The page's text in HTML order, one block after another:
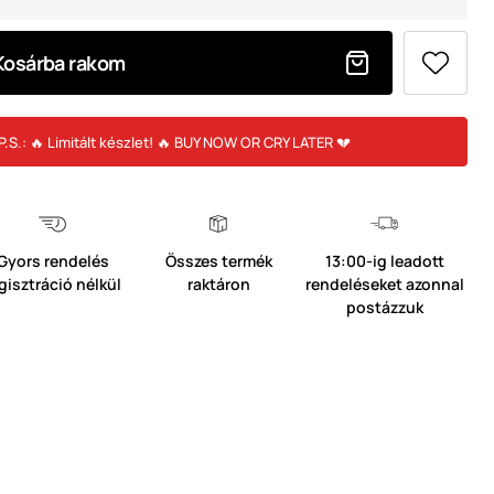
rakom
🔥 Limitált készlet! 🔥 BUY NOW OR CRY LATER 💔
rendelés
nélkül
Összes termék
raktáron
13:00-ig leadott
rendeléseket azonnal
postázzuk